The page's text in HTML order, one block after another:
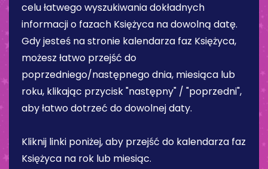
celu łatwego wyszukiwania dokładnych
informacji o fazach Księżyca na dowolną datę.
Gdy jesteś na stronie kalendarza faz Księżyca,
możesz łatwo przejść do
poprzedniego/następnego dnia, miesiąca lub
roku, klikając przycisk "następny" / "poprzedni",
aby łatwo dotrzeć do dowolnej daty.
Kliknij linki poniżej, aby przejść do kalendarza faz
Księżyca na rok lub miesiąc.